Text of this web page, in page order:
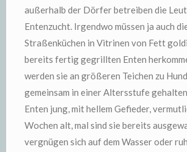
außerhalb der Dörfer betreiben die
Entenzucht. Irgendwo müssen ja auch
Straßenküchen in Vitrinen von Fett
bereits fertig gegrillten Enten
werden sie an größeren Teichen zu
gemeinsam in einer Altersstufe
Enten jung, mit hellem Gefieder,
Wochen alt, mal sind sie bereits
vergnügen sich auf dem Wasser oder